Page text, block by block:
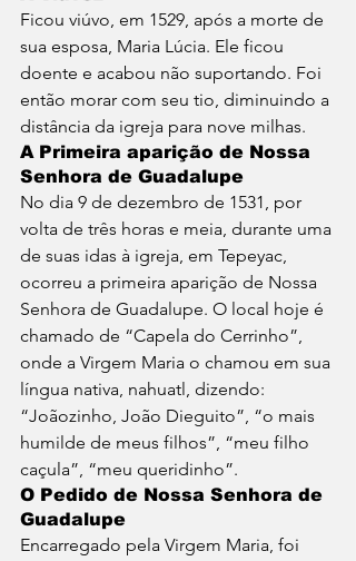
Ficou viúvo, em 1529, após a morte de
sua esposa, Maria Lúcia. Ele ficou
doente e acabou não suportando. Foi
então morar com seu tio, diminuindo a
distância da igreja para nove milhas.
A Primeira aparição de Nossa
Senhora de Guadalupe
No dia 9 de dezembro de 1531, por
volta de três horas e meia, durante uma
de suas idas à igreja, em Tepeyac,
ocorreu a primeira aparição de Nossa
Senhora de Guadalupe. O local hoje é
chamado de “Capela do Cerrinho”,
onde a Virgem Maria o chamou em sua
língua nativa, nahuatl, dizendo:
“Joãozinho, João Dieguito”, “o mais
humilde de meus filhos”, “meu filho
caçula”, “meu queridinho”.
O Pedido de Nossa Senhora de
Guadalupe
Encarregado pela Virgem Maria, foi